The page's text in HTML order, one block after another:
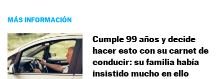
MÁS INFORMACIÓN
Cumple 99 años y decide
hacer esto con su carnet de
conducir: su familia había
insistido mucho en ello